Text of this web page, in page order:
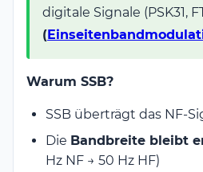
digitale Signale (PSK31,
(
Warum SSB?
SSB überträgt das NF-
Die Bandbreite bleibt
Hz NF → 50 Hz HF)